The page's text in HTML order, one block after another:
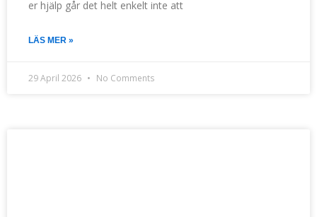
er hjälp går det helt enkelt inte att
LÄS MER »
29 April 2026 No Comments